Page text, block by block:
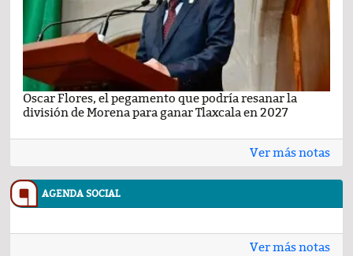
Oscar Flores, el pegamento que podría resanar la
división de Morena para ganar Tlaxcala en 2027
Ver más notas
AGENDA SOCIAL
Ver más notas